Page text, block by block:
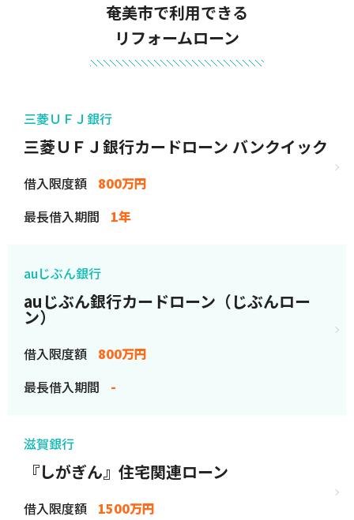
奄美市で利用できる
リフォームローン
三菱ＵＦＪ銀行
三菱ＵＦＪ銀行カードローン バンクイック
借入限度額
800万円
最長借入期間
1年
auじぶん銀行
auじぶん銀行カードローン（じぶんロー
ン）
借入限度額
800万円
最長借入期間
-
滋賀銀行
『しがぎん』住宅関連ローン
借入限度額
1500万円